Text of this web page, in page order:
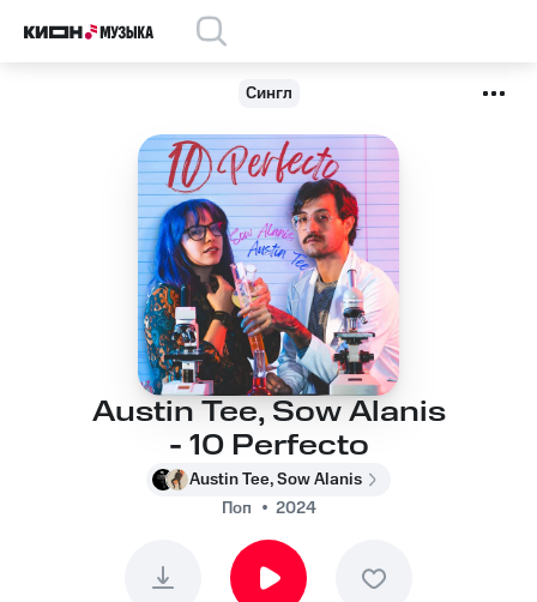
Сингл
Austin Tee, Sow Alanis
- 10 Perfecto
Austin Tee, Sow Alanis
Поп
2024